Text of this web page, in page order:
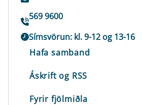
569 9600
Símsvörun: kl. 9-12 og 13-16
Hafa samband
Áskrift og RSS
Fyrir fjölmiðla